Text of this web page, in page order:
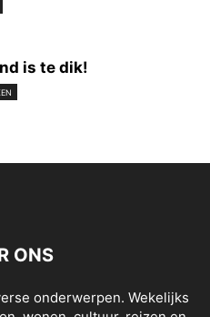
is te dik!
ONS
onderwerpen. Wekelijks